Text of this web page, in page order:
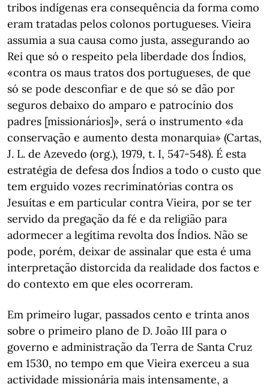
tribos indígenas era consequência da forma como
eram tratadas pelos colonos portugueses. Vieira
assumia a sua causa como justa, assegurando ao
Rei que só o respeito pela liberdade dos Índios,
«contra os maus tratos dos portugueses, de que
só se pode desconfiar e de que só se dão por
seguros debaixo do amparo e patrocínio dos
padres [missionários]», será o instrumento «da
conservação e aumento desta monarquia» (Cartas,
J. L. de Azevedo (org.), 1979, t. I, 547-548). É esta
estratégia de defesa dos Índios a todo o custo que
tem erguido vozes recriminatórias contra os
Jesuítas e em particular contra Vieira, por se ter
servido da pregação da fé e da religião para
adormecer a legítima revolta dos Índios. Não se
pode, porém, deixar de assinalar que esta é uma
interpretação distorcida da realidade dos factos e
do contexto em que eles ocorreram.
Em primeiro lugar, passados cento e trinta anos
sobre o primeiro plano de D. João III para o
governo e administração da Terra de Santa Cruz
em 1530, no tempo em que Vieira exerceu a sua
actividade missionária mais intensamente, a